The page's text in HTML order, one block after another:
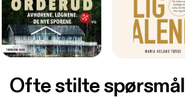
Ofte stilte spørsmål